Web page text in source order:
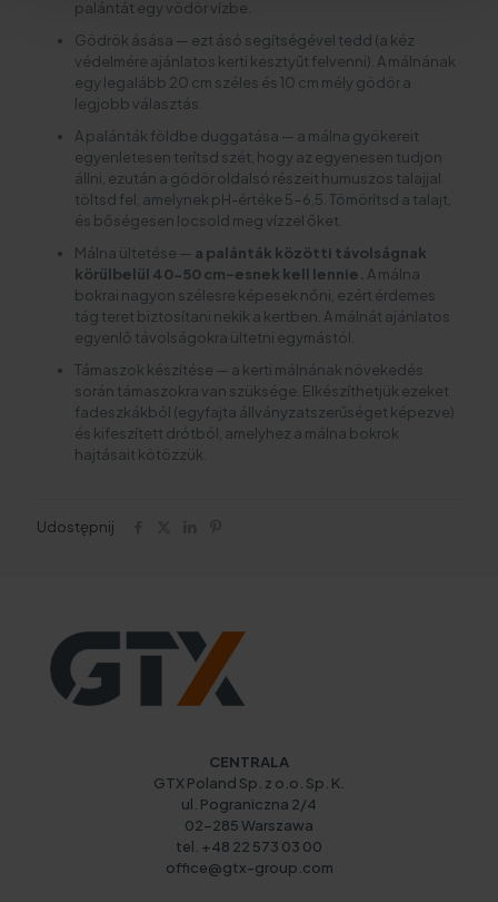
palántát egy vödör vízbe.
Gödrök ásása — ezt ásó segítségével tedd (a kéz
védelmére ajánlatos kerti kesztyűt felvenni). A málnának
egy legalább 20 cm széles és 10 cm mély gödör a
legjobb választás.
A palánták földbe duggatása — a málna gyökereit
egyenletesen terítsd szét, hogy az egyenesen tudjon
állni, ezután a gödör oldalsó részeit humuszos talajjal
töltsd fel, amelynek pH-értéke 5-6,5. Tömörítsd a talajt,
és bőségesen locsold meg vízzel őket.
Málna ültetése — a palánták közötti távolságnak
körülbelül 40-50 cm-esnek kell lennie. A málna
bokrai nagyon szélesre képesek nőni, ezért érdemes
tág teret biztosítani nekik a kertben. A málnát ajánlatos
egyenlő távolságokra ültetni egymástól.
Támaszok készítése — a kerti málnának növekedés
során támaszokra van szüksége. Elkészíthetjük ezeket
fadeszkákból (egyfajta állványzatszerűséget képezve)
és kifeszített drótból, amelyhez a málna bokrok
hajtásait kötözzük.
Udostępnij
CENTRALA
GTX Poland Sp. z o.o. Sp. K.
ul. Pograniczna 2/4
02-285 Warszawa
tel. +48 22 573 03 00
office@gtx-group.com